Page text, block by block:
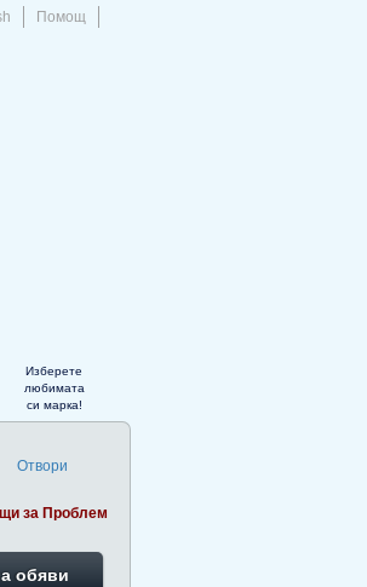
Помощ
Изберете
любимата
си марка!
Отвори
за Проблем
обяви